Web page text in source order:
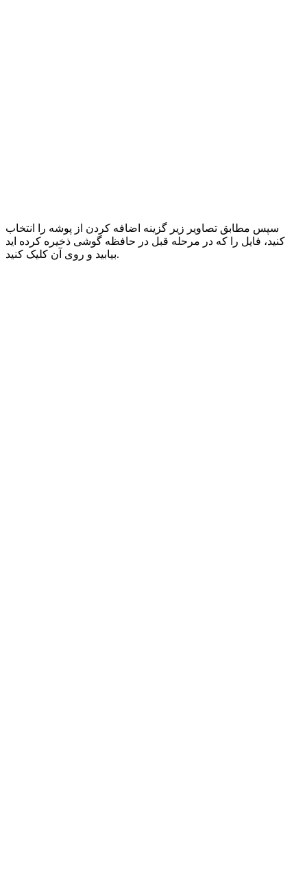
سپس مطابق تصاویر زیر گزینه اضافه کردن از پوشه را انتخاب
کنید، فایل را که در مرحله قبل در حافظه گوشی ذخیره کرده اید
بیابید و روی آن کلیک کنید.